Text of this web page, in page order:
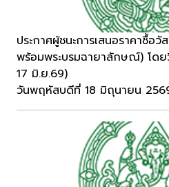
ประกาศผู้ชนะการเสนอราคาซื้อ
พร้อมพระบรมฉายาลักษณ์) โดย
17 มิ.ย.69)
วันพฤหัสบดีที่ 18 มิถุนายน